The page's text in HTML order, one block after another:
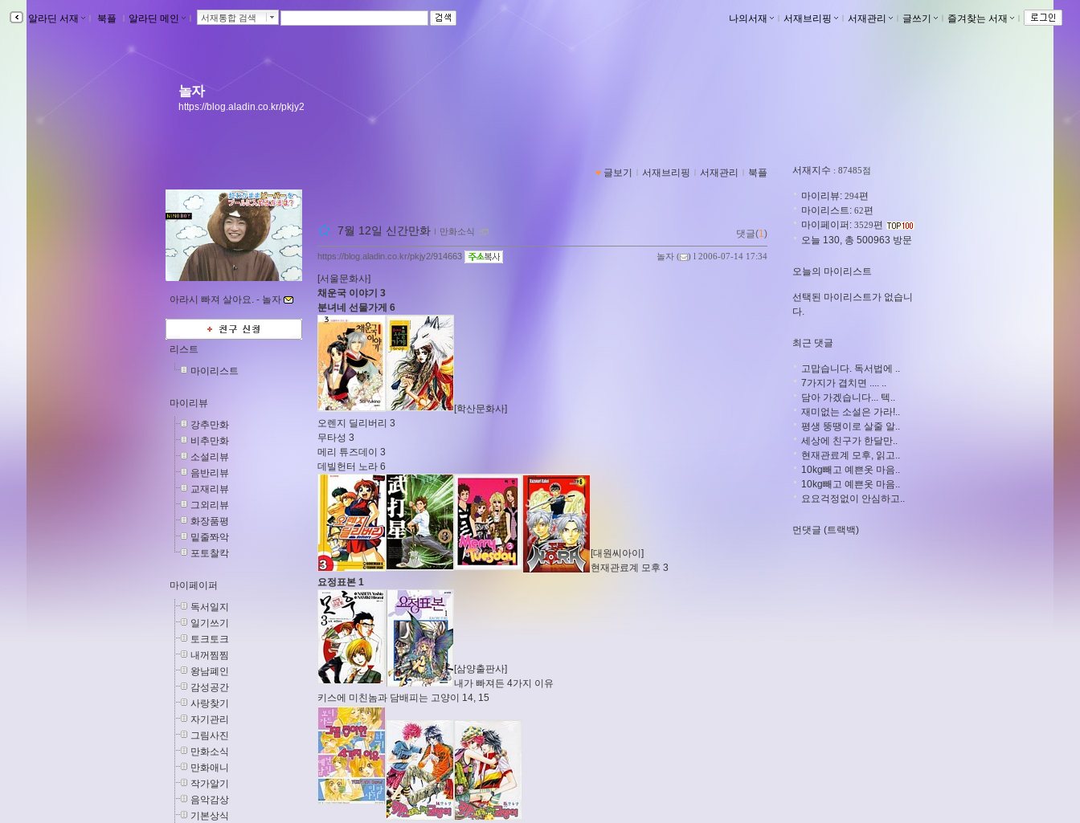
알라딘 서재 ｌ 북플 ｌ 알라딘 메인 ｌ 서재통합 검색 나의서재 ｌ 서재브리핑 ｌ 서재관리 ｌ 글쓰기 즐겨찾는 서재 ｌ
놀자
https://blog.aladin.co.kr/pkjy2
글보기 ｌ 서재브리핑 ｌ 서재관리 ｌ 북플
아라시 빠져 살아요. - 놀자
리스트
마이리스트
마이리뷰
강추만화
비추만화
소설리뷰
음반리뷰
교재리뷰
그외리뷰
화장품평
밑줄쫘악
포토찰칵
마이페이퍼
독서일지
일기쓰기
토크토크
내꺼찜찜
왕남폐인
감성공간
사랑찾기
자기관리
그림사진
만화소식
만화애니
작가알기
음악감상
기본상식
7월 12일 신간만화 ｌ 만화소식 댓글(1)
놀자 ( ) l 2006-07-14 17:34
https://blog.aladin.co.kr/pkjy2/914663
[서울문화사]
채운국 이야기 3
분녀네 선물가게 6
[학산문화사]
오렌지 딜리버리 3
무타성 3
메리 튜즈데이 3
데빌헌터 노라 6
[대원씨아이]
현재관료계 모후 3
요정표본 1
[삼양출판사]
내가 빠져든 4가지 이유
키스에 미친놈과 담배피는 고양이 14, 15
서재지수 : 87485점
마이리뷰: 294편
마이리스트: 62편
마이페이퍼: 3529편
오늘 130, 총 500963 방문
오늘의 마이리스트
선택된 마이리스트가 없습니
다.
최근 댓글
고맙습니다. 독서법에 ..
7가지가 겹치면 .... ..
담아 가겠습니다... 텍..
재미없는 소설은 가라!..
평생 뚱땡이로 살줄 알..
세상에 친구가 한달만..
현재관료계 모후, 읽고..
10kg빼고 예쁜옷 마음..
10kg빼고 예쁜옷 마음..
요요걱정없이 안심하고..
먼댓글 (트랙백)